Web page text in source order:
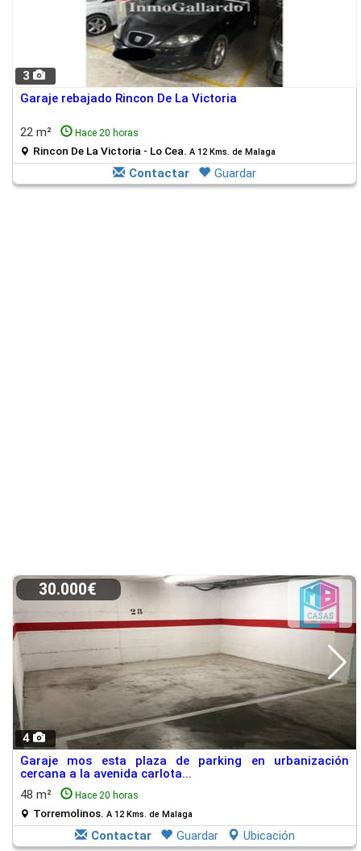
3
Garaje rebajado Rincon De La Victoria
22 m² Hace 20 horas
Rincon De La Victoria - Lo Cea. A 12 Kms. de Malaga
Contactar Guardar
4
30.000€
Garaje mos esta plaza de parking en urbanización
cercana a la avenida carlota...
48 m²
Hace 20 horas
Torremolinos. A 12 Kms. de Malaga
Contactar Guardar Ubicación